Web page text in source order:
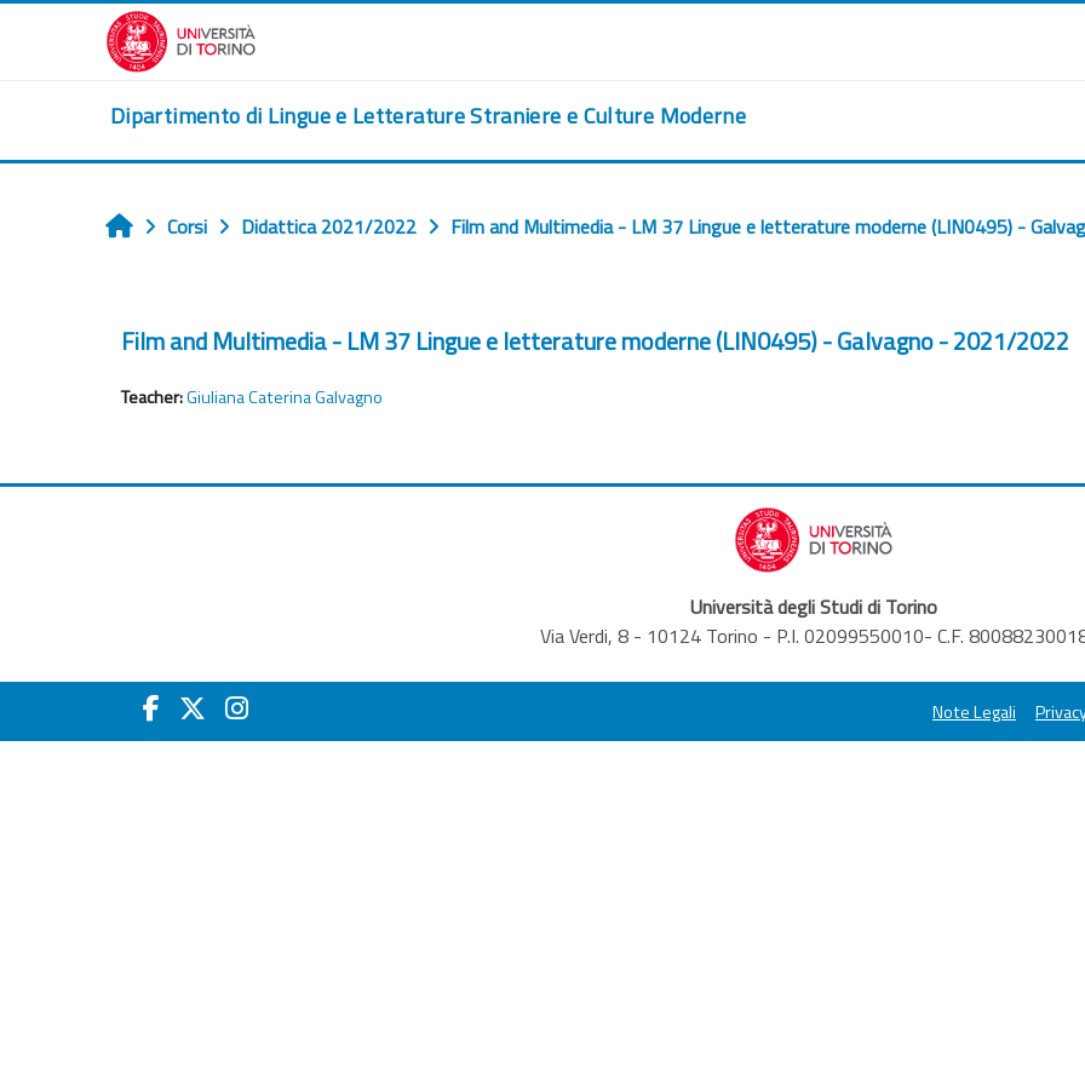
Vai al contenuto principale
Dipartimento di Lingue e Letterature Straniere e Culture Moderne
Home
Corsi Didattica 2021/2022 Film and Multimedia - LM 37 Lingue e letterature moderne (LIN0495) -
Film and Multimedia - LM 37 Lingue e letterature moderne (LIN0495) - Galvagno - 2021/2022
Teacher:Giuliana Caterina Galvagno
Università degli Studi di Torino
Via Verdi, 8 - 10124 Torino - P.I. 02099550010- C.F.
Note Legali